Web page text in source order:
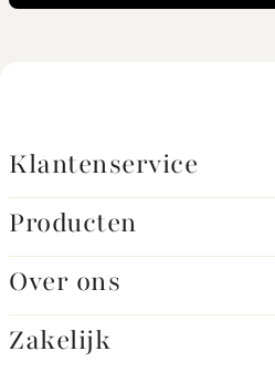
Klantenservice
Producten
Over ons
Zakelijk